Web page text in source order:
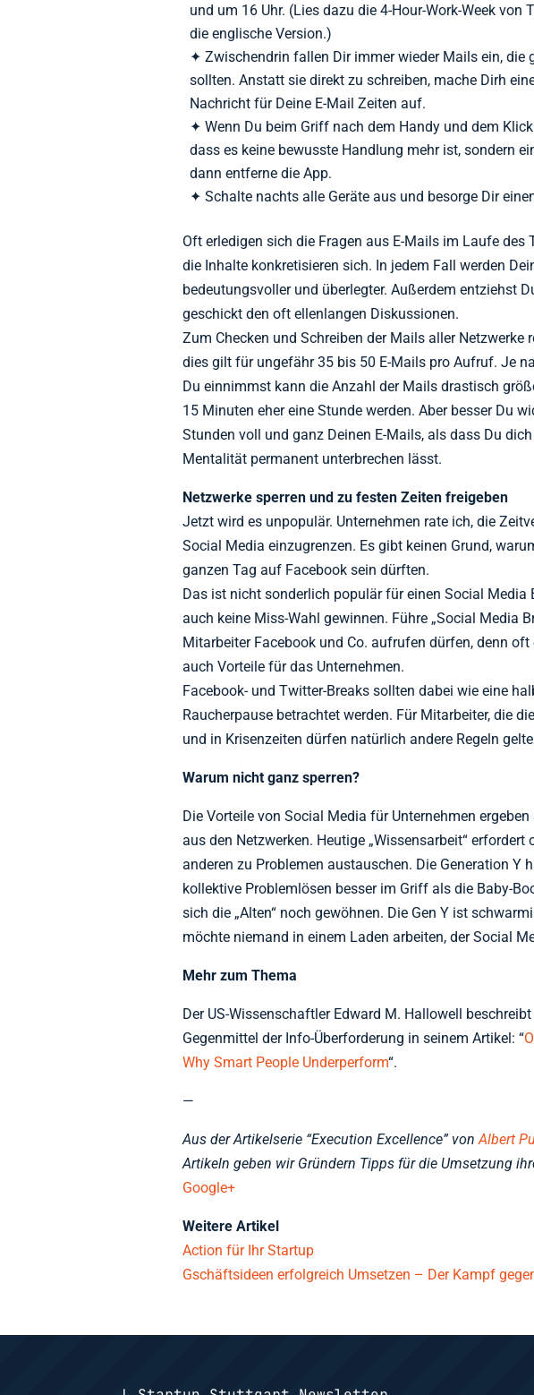
und um 16 Uhr. (Lies dazu die 4-Hour-Work-Week von
die englische Version.)
Zwischendrin fallen Dir immer wieder Mails ein, die
sollten. Anstatt sie direkt zu schreiben, mache Dirh
Nachricht für Deine E-Mail Zeiten auf.
Wenn Du beim Griff nach dem Handy und dem
dass es keine bewusste Handlung mehr ist, sondern
dann entferne die App.
Schalte nachts alle Geräte aus und besorge Dir
Oft erledigen sich die Fragen aus E-Mails im Laufe des
die Inhalte konkretisieren sich. In jedem Fall werden
bedeutungsvoller und überlegter. Außerdem entziehst
geschickt den oft ellenlangen Diskussionen.
Zum Checken und Schreiben der Mails aller Netzwerke
dies gilt für ungefähr 35 bis 50 E-Mails pro Aufruf. Je
Du einnimmst kann die Anzahl der Mails drastisch
15 Minuten eher eine Stunde werden. Aber besser Du
Stunden voll und ganz Deinen E-Mails, als dass Du
Mentalität permanent unterbrechen lässt.
Netzwerke sperren und zu festen Zeiten freigeben
Jetzt wird es unpopulär. Unternehmen rate ich, die
Social Media einzugrenzen. Es gibt keinen Grund,
ganzen Tag auf Facebook sein dürften.
Das ist nicht sonderlich populär für einen Social Media
auch keine Miss-Wahl gewinnen. Führe „Social Media
Mitarbeiter Facebook und Co. aufrufen dürfen, denn oft
auch Vorteile für das Unternehmen.
Facebook- und Twitter-Breaks sollten dabei wie eine
Raucherpause betrachtet werden. Für Mitarbeiter, die
und in Krisenzeiten dürfen natürlich andere Regeln
Warum nicht ganz sperren?
Die Vorteile von Social Media für Unternehmen
aus den Netzwerken. Heutige „Wissensarbeit“
anderen zu Problemen austauschen. Die Generation Y
kollektive Problemlösen besser im Griff als die Baby-
sich die „Alten“ noch gewöhnen. Die Gen Y ist
möchte niemand in einem Laden arbeiten, der Social
Mehr zum Thema
Der US-Wissenschaftler Edward M. Hallowell
Gegenmittel der Info-Überforderung in seinem Artikel: “
Why Smart People Underperform“.
—
Aus der Artikelserie “Execution Excellence” vonAlbert
Artikeln geben wir Gründern Tipps für die Umsetzung
Google+
Weitere Artikel
Action für Ihr Startup
Gschäftsideen erfolgreich Umsetzen – Der Kampf